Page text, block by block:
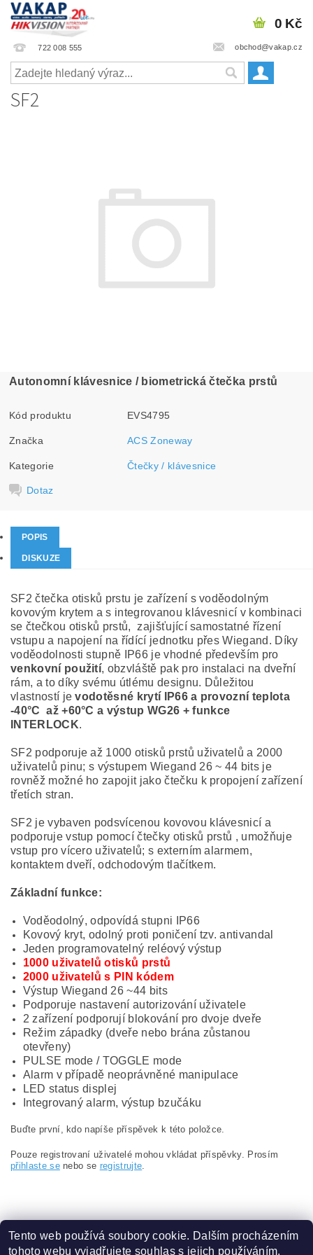
722 008 555 obchod@vakap.cz
0 Kč
SF2
Autonomní klávesnice / biometrická čtečka prstů
Kód produktu EVS4795
Značka ACS Zoneway
Kategorie Čtečky / klávesnice
Dotaz
POPIS
DISKUZE
SF2 čtečka otisků prstu je zařízení s voděodolným
kovovým krytem a s integrovanou klávesnicí v kombinaci
se čtečkou otisků prstů, zajišťující samostatné řízení
vstupu a napojení na řídící jednotku přes Wiegand. Díky
voděodolnosti stupně IP66 je vhodné především pro
venkovní použití, obzvláště pak pro instalaci na dveřní
rám, a to díky svému útlému designu. Důležitou
vlastností jevodotěsné krytí IP66 a provozní teplota
-40°C až +60°C a výstup WG26 + funkce
INTERLOCK.
SF2 podporuje až 1000 otisků prstů uživatelů a 2000
uživatelů pinu; s výstupem Wiegand 26 ~ 44 bits je
rovněž možné ho zapojit jako čtečku k propojení zařízení
třetích stran.
SF2 je vybaven podsvícenou kovovou klávesnicí a
podporuje vstup pomocí čtečky otisků prstů , umožňuje
vstup pro vícero uživatelů; s externím alarmem,
kontaktem dveří, odchodovým tlačítkem.
Základní funkce:
Voděodolný, odpovídá stupni IP66
Kovový kryt, odolný proti poničení tzv. antivandal
Jeden programovatelný reléový výstup
1000 uživatelů otisků prstů
2000 uživatelů s PIN kódem
Výstup Wiegand 26 ~44 bits
Podporuje nastavení autorizování uživatele
2 zařízení podporují blokování pro dvoje dveře
Režim západky (dveře nebo brána zůstanou
otevřeny)
PULSE mode / TOGGLE mode
Alarm v případě neoprávněné manipulace
LED status displej
Integrovaný alarm, výstup bzučáku
Buďte první, kdo napíše příspěvek k této položce.
Pouze registrovaní uživatelé mohou vkládat příspěvky. Prosím
přihlaste senebo se registrujte.
Tento web používá soubory cookie. Dalším procházením
tohoto webu vyjadřujete souhlas s jejich používáním.